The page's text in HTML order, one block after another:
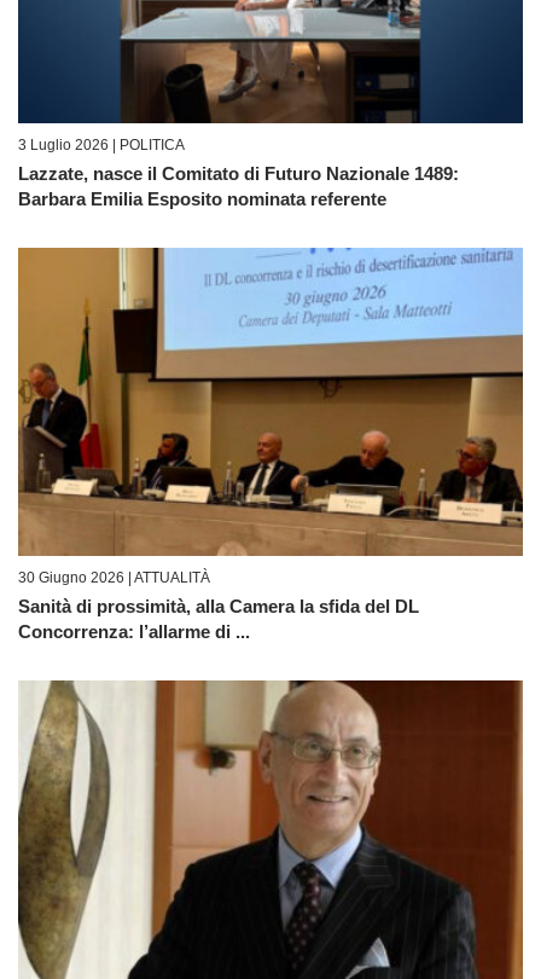
3 Luglio 2026 | POLITICA
Lazzate, nasce il Comitato di Futuro Nazionale 1489:
Barbara Emilia Esposito nominata referente
30 Giugno 2026 | ATTUALITÀ
Sanità di prossimità, alla Camera la sfida del DL
Concorrenza: l’allarme di ...